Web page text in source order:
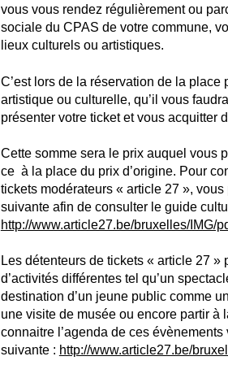
vous vous rendez régulièrement ou
sociale du CPAS de votre commune,
lieux culturels ou artistiques.
C’est lors de la réservation de la
artistique ou culturelle, qu’il vous
présenter votre ticket et vous acquitter
Cette somme sera le prix auquel vous
ce à la place du prix d’origine. Pour
tickets modérateurs « article 27 »,
suivante afin de consulter le guide
http://www.article27.be/bruxelles/IMG/
Les détenteurs de tickets « article 27
d’activités différentes tel qu’un
destination d’un jeune public comme
une visite de musée ou encore partir
connaitre l’agenda de ces
suivante : http://www.article27.be/